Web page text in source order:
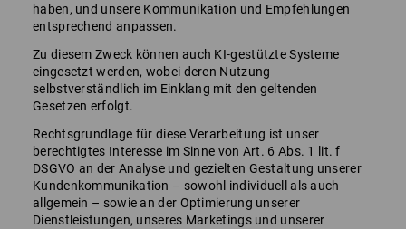
haben, und unsere Kommunikation und Empfehlungen
entsprechend anpassen.
Zu diesem Zweck können auch KI-gestützte Systeme
eingesetzt werden, wobei deren Nutzung
selbstverständlich im Einklang mit den geltenden
Gesetzen erfolgt.
Rechtsgrundlage für diese Verarbeitung ist unser
berechtigtes Interesse im Sinne von Art. 6 Abs. 1 lit. f
DSGVO an der Analyse und gezielten Gestaltung unserer
Kundenkommunikation – sowohl individuell als auch
allgemein – sowie an der Optimierung unserer
Dienstleistungen, unseres Marketings und unserer